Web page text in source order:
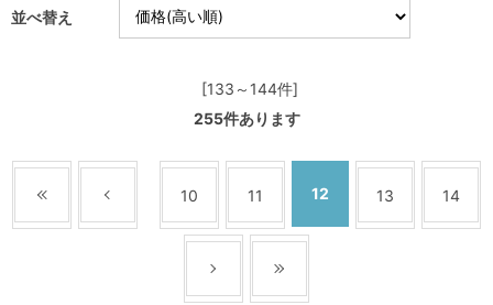
並べ替え
[133～144件]
255件あります
10 11 12 13 14